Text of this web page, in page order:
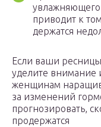
увлажняющего
приводит к
держатся
Если ваши
уделите
женщинам
за изменений
прогнозировать,
продержатся